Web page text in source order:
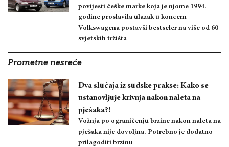
povijesti češke marke koja je njome 1994.
godine proslavila ulazak u koncern
Volkswagena postavši bestseler na više od 60
svjetskih tržišta
Prometne nesreće
Dva slučaja iz sudske prakse: Kako se
ustanovljuje krivnja nakon naleta na
pješaka?!
Vožnja po ograničenju brzine nakon naleta na
pješaka nije dovoljna. Potrebno je dodatno
prilagoditi brzinu